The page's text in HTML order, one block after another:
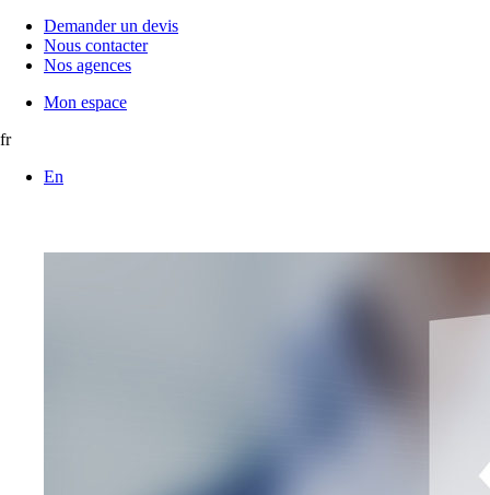
Demander un devis
Nous contacter
Nos agences
Mon espace
fr
En